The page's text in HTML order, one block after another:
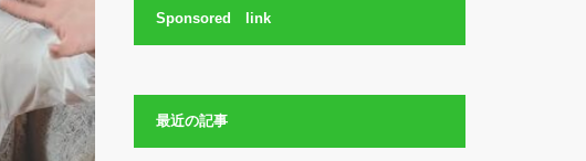
Sponsored link
最近の記事